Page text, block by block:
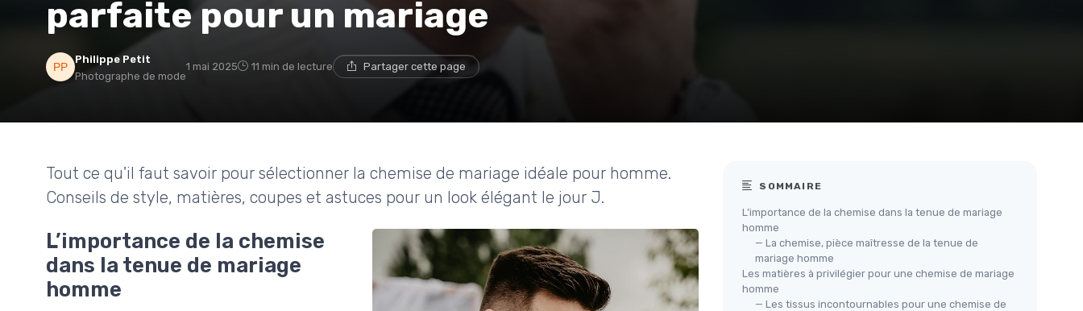
parfaite pour un mariage
Philippe Petit
Photographe de mode
1 mai 2025 11 min de lecture Partager cette page
Tout ce qu'il faut savoir pour sélectionner la chemise de mariage idéale pour homme.
Conseils de style, matières, coupes et astuces pour un look élégant le jour J.
L’importance de la chemise
dans la tenue de mariage
homme
SOMMAIRE
L’importance de la chemise dans la tenue de mariage
homme
— La chemise, pièce maîtresse de la tenue de
mariage homme
Les matières à privilégier pour une chemise de mariage
homme
— Les tissus incontournables pour une chemise de